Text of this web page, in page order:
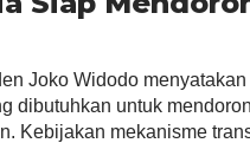
Joko Widodo menyatakan
dibutuhkan untuk
Kebijakan mekanisme